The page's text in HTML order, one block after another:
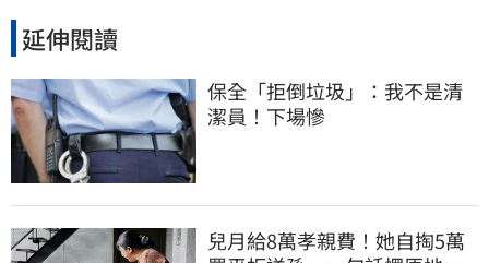
延伸閱讀
保全「拒倒垃圾」：我不是清
潔員！下場慘
兒月給8萬孝親費！她自掏5萬